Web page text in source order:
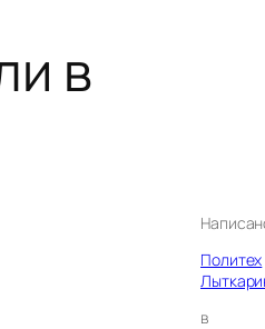
в
Политех
в